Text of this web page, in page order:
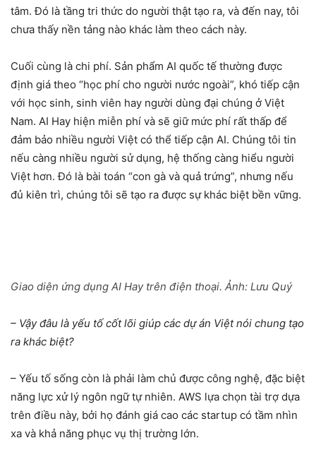
tâm. Đó là tầng tri thức do người thật tạo ra, và đến nay, tôi
chưa thấy nền tảng nào khác làm theo cách này.
Cuối cùng là chi phí. Sản phẩm AI quốc tế thường được
định giá theo “học phí cho người nước ngoài”, khó tiếp cận
với học sinh, sinh viên hay người dùng đại chúng ở Việt
Nam. AI Hay hiện miễn phí và sẽ giữ mức phí rất thấp để
đảm bảo nhiều người Việt có thể tiếp cận AI. Chúng tôi tin
nếu càng nhiều người sử dụng, hệ thống càng hiểu người
Việt hơn. Đó là bài toán “con gà và quả trứng”, nhưng nếu
đủ kiên trì, chúng tôi sẽ tạo ra được sự khác biệt bền vững.
Giao diện ứng dụng AI Hay trên điện thoại. Ảnh: Lưu Quý
– Vậy đâu là yếu tố cốt lõi giúp các dự án Việt nói chung tạo
ra khác biệt?
– Yếu tố sống còn là phải làm chủ được công nghệ, đặc biệt
năng lực xử lý ngôn ngữ tự nhiên. AWS lựa chọn tài trợ dựa
trên điều này, bởi họ đánh giá cao các startup có tầm nhìn
xa và khả năng phục vụ thị trường lớn.